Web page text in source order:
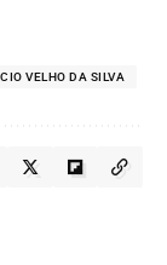
VELHO DA SILVA